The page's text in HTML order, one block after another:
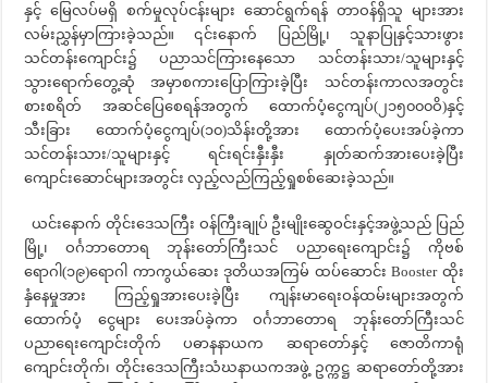
နှင့် မြေလပ်မရှိ စက်မှုလုပ်ငန်းများ ဆောင်ရွက်ရန် တာဝန်ရှိသူ များအား
လမ်းညွှန်မှာကြားခဲ့သည်။ ၎င်းနောက် ပြည်မြို့၊ သူနာပြုနှင့်သားဖွား
သင်တန်းကျောင်း၌ ပညာသင်ကြားနေသော သင်တန်းသား/သူများနှင့်
သွားရောက်တွေ့ဆုံ အမှာစကားပြောကြားခဲ့ပြီး သင်တန်းကာလအတွင်း
စားစရိတ် အဆင်ပြေစေရန်အတွက် ထောက်ပံ့ငွေကျပ်(၂၁၅၀၀၀ဝိ)နှင့်
သီးခြား ထောက်ပံ့ငွေကျပ်(၁၀)သိန်းတို့အား ထောက်ပံ့ပေးအပ်ခဲ့ကာ
သင်တန်းသား/သူများနှင့် ရင်းရင်းနှီးနှီး နှုတ်ဆက်အားပေးခဲ့ပြီး
ကျောင်းဆောင်များအတွင်း လှည့်လည်ကြည့်ရှုစစ်ဆေးခဲ့သည်။
ယင်းနောက် တိုင်းဒေသကြီး ဝန်ကြီးချုပ် ဦးမျိုးဆွေဝင်းနှင့်အဖွဲ့သည် ပြည်
မြို့၊ ဝင်္ဂဘာတောရ ဘုန်းတော်ကြီးသင် ပညာရေးကျောင်း၌ ကိုဗစ်
ရောဂါ(၁၉)ရောဂါ ကာကွယ်ဆေး ဒုတိယအကြမ် ထပ်ဆောင်း Booster ထိုး
နှံနေမှုအား ကြည့်ရှုအားပေးခဲ့ပြီး ကျန်းမာရေးဝန်ထမ်းများအတွက်
ထောက်ပံ့ ငွေများ ပေးအပ်ခဲ့ကာ ဝင်္ဂဘာတောရ ဘုန်းတော်ကြီးသင်
ပညာရေးကျောင်းတိုက် ပဓာနနာယက ဆရာတော်နှင့် ဇောတိကာရုံ
ကျောင်းတိုက်၊ တိုင်းဒေသကြီးသံဃနာယကအဖွဲ့ ဥက္ကဋ္ဌ ဆရာတော်တို့အား